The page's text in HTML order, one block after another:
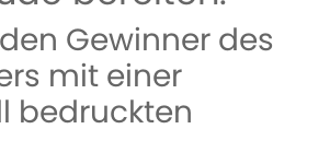
Gewinner des
mit einer
bedruckten